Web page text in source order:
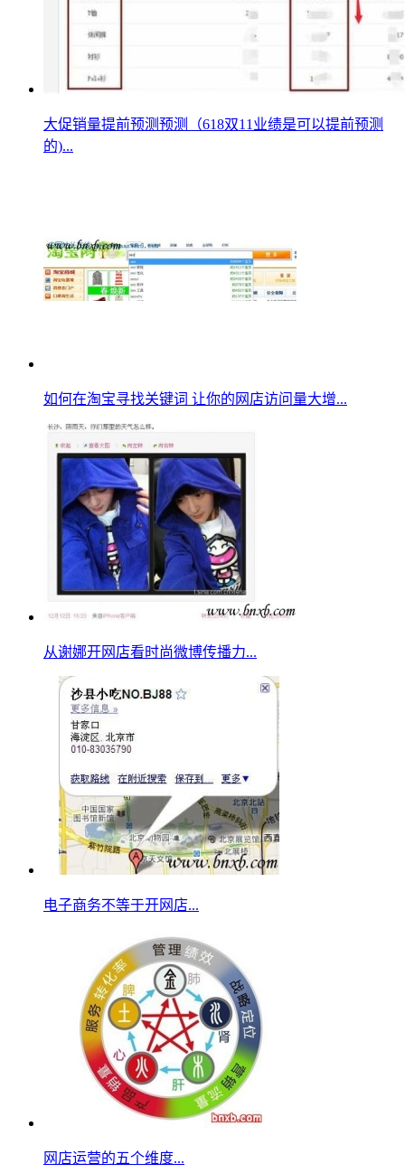
大促销量提前预测预测（618双11业绩是可以提前预测
的)...
如何在淘宝寻找关键词 让你的网店访问量大增...
从谢娜开网店看时尚微博传播力...
电子商务不等于开网店...
网店运营的五个维度...